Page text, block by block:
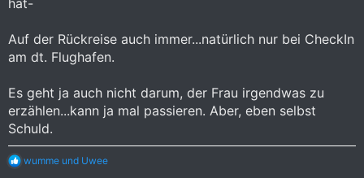
Auf der Rückreise auch immer...natürlich nur bei CheckIn
am dt. Flughafen.
Es geht ja auch nicht darum, der Frau irgendwas zu
erzählen...kann ja mal passieren. Aber, eben selbst
Schuld.
R
wumme und Uwee